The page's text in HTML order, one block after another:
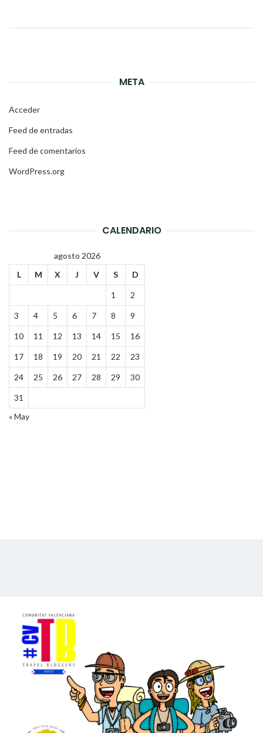
META
Acceder
Feed de entradas
Feed de comentarios
WordPress.org
CALENDARIO
agosto 2026
L
M X J V S D
1 2
3 4 5 6 7 8 9
10 11 12 13 14 15 16
17 18 19 20 21 22 23
24 25 26 27 28 29 30
31
« May